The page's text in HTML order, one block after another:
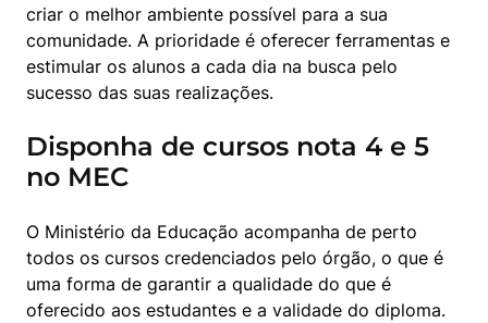
criar o melhor ambiente possível para a sua
comunidade. A prioridade é oferecer ferramentas e
estimular os alunos a cada dia na busca pelo
sucesso das suas realizações.
Disponha de cursos nota 4 e 5
no MEC
O Ministério da Educação acompanha de perto
todos os cursos credenciados pelo órgão, o que é
uma forma de garantir a qualidade do que é
oferecido aos estudantes e a validade do diploma.